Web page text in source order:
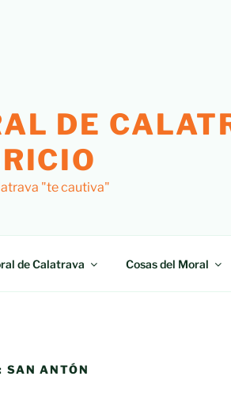
DE
"te cautiva"
de Calatrava Cosas del Moral
SAN ANTÓN